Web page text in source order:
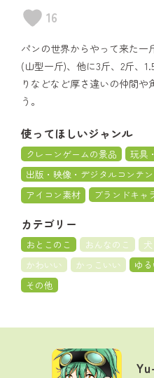
16
パンの世界からやって来た一
(山型一斤)、他に3斤、2斤、
りなどなど厚さ違いの仲間
う。
使ってほしいジャンル
クレーンゲームの景品
玩具
出版・映像・デジタルコンテ
アイコン素材
ブランドキャ
カテゴリー
おとこのこ おんなのこ 犬
かわいい
かっこいい ゆ
その他